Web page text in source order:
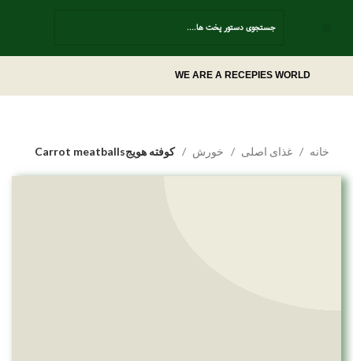
WE ARE A RECEPIES WORLD
خانه غذای اصلی خورش کوفته هویجCarrot meatballs